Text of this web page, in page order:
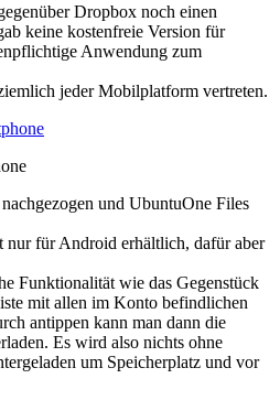
Dropbox noch einen
keine kostenfreie Version für
Anwendung zum
jeder Mobilplatform vertreten.
und UbuntuOne Files
für Android erhältlich, dafür aber
Funktionalität wie das Gegenstück
mit allen im Konto befindlichen
antippen kann man dann die
Es wird also nichts ohne
um Speicherplatz und vor